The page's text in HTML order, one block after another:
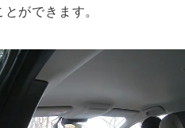
ができます。